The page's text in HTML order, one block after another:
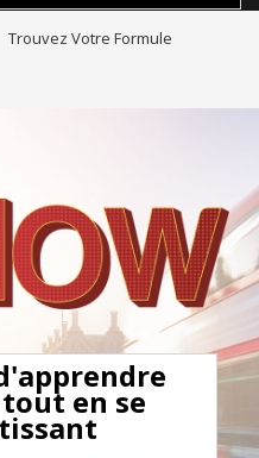
Trouvez Votre Formule
en se